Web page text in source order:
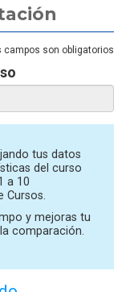
campos son obligatorios
tus datos
del curso
a 10
Cursos.
y mejoras tu
comparación.